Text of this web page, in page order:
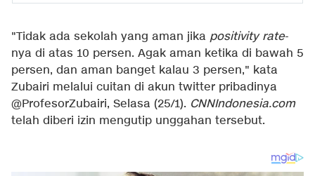
"Tidak ada sekolah yang aman jika positivity rate-
nya di atas 10 persen. Agak aman ketika di bawah 5
persen, dan aman banget kalau 3 persen," kata
Zubairi melalui cuitan di akun twitter pribadinya
@ProfesorZubairi, Selasa (25/1). CNNIndonesia.com
telah diberi izin mengutip unggahan tersebut.